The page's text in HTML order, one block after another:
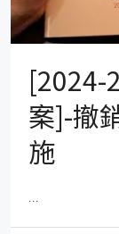
[2024-
案]-撤
施
...